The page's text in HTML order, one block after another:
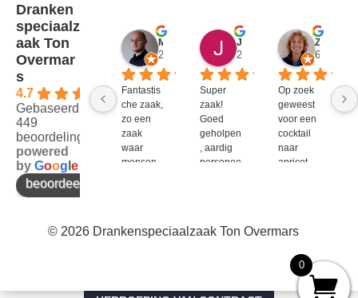
Dranken
speciaalz
aak Ton
Overmar
s
4.7
Gebaseerd op
449
beoordelingen
powered
by Goog e
beoordeel ons op
2 jaar geleden
Fantastis
che zaak,
zo een
zaak
waar
mensen
enthousi
over te
2 jaar geleden
Super
zaak!
Goed
geholpen
, aardig
personee
6 jaar
Op zoek
geweest
voor een
cocktail
naar
apricot
niet te
en bij
Ton
Overmar
© 2026 Drankenspeciaalzaak Ton Overmars
0